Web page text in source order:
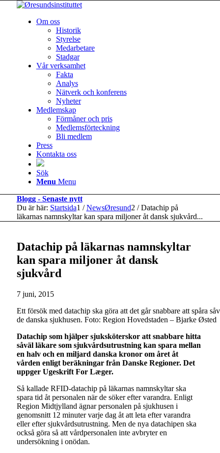
Om oss
Historik
Styrelse
Medarbetare
Stadgar
Vår verksamhet
Fakta
Analys
Nätverk och konferens
Nyheter
Medlemskap
Förmåner och pris
Medlemsförteckning
Bli medlem
Press
Kontakta oss
Sök
Menu Menu
Blogg - Senaste nytt
Du är här: Startsida1 / NewsØresund2 / Datachip på
läkarnas namnskyltar kan spara miljoner åt dansk sjukvård...
Datachip på läkarnas namnskyltar
kan spara miljoner åt dansk
sjukvård
7 juni, 2015
Ett försök med datachip ska göra att det går snabbare att spåra
de danska sjukhusen. Foto: Region Hovedstaden – Bjarke Østed
Datachip som hjälper sjuksköterskor att snabbare hitta
såväl läkare som sjukvårdsutrustning kan spara mellan
en halv och en miljard danska kronor om året åt
vården enligt beräkningar från Danske Regioner. Det
uppger Ugeskrift For Læger.
Så kallade RFID-datachip på läkarnas namnskyltar ska
spara tid åt personalen när de söker efter varandra. Enligt
Region Midtjylland ägnar personalen på sjukhusen i
genomsnitt 12 minuter varje dag åt att leta efter varandra
eller efter sjukvårdsutrustning. Men de nya datachipen ska
också göra så att vårdpersonalen inte avbryter en
undersökning i onödan.